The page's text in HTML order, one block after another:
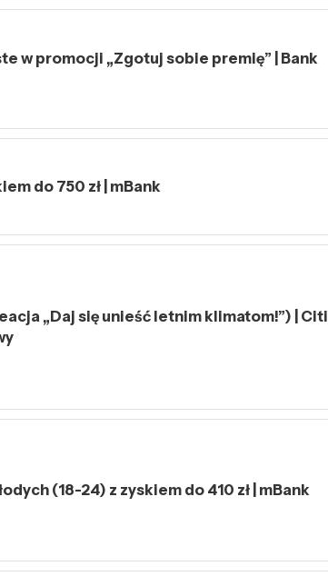
w promocji „Zgotuj sobie premię” | Bank
do 750 zł | mBank
„Daj się unieść letnim klimatom!”) | Citi
(18-24) z zyskiem do 410 zł | mBank